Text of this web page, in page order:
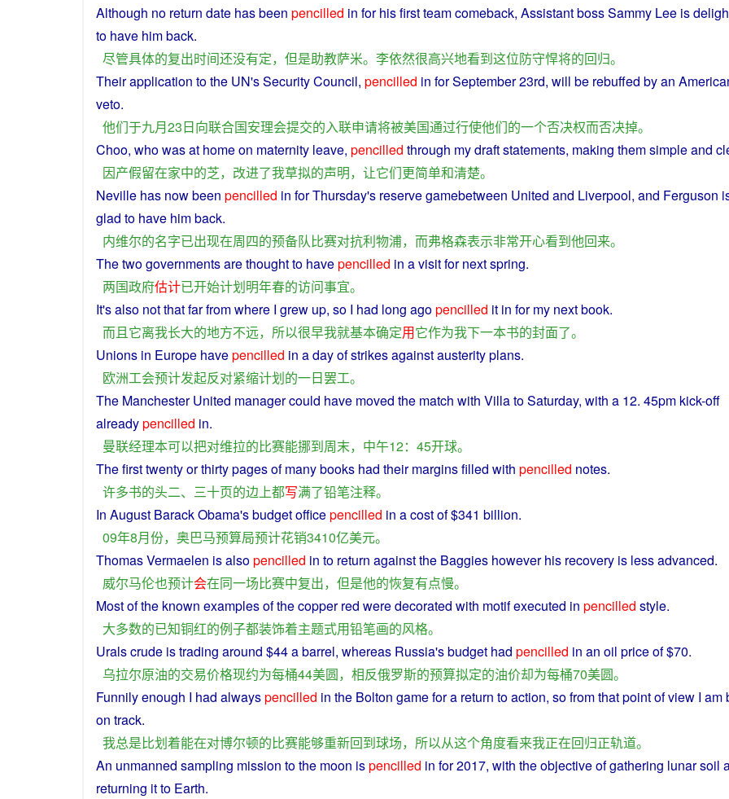
Although no return date hasbeen pencilled in forhis first teamcomeback, AssistantbossSammy Lee is
to have him back.
尽管具体的复出时间还没有定， 但是助教萨米。 李依然很高兴地看到这位防守悍将的回归。
Theirapplication tothe UN's Security Council, pencilled in for September 23rd, will be rebuffed byan
veto.
他们于九月23日向联合国安理会提交的入联申请将被美国通过行使他们的一个否决权而否决掉。
Choo, who was at homeon maternity leave, pencilled through mydraftstatements, making themsimpleand
因产假留在家中的芝， 改进了我草拟的声明， 让它们更简单和清楚。
Neville has now been pencilled in forThursday's reservegamebetween United and Liverpool, and Ferguson
glad to have himback.
内维尔的名字已出现在周四的预备队比赛对抗利物浦， 而弗格森表示非常开心看到他回来。
Thetwogovernmentsare thoughtto havepencilled in avisitfornextspring.
两国政府估计已开始计划明年春的访问事宜。
It'salso notthatfarfromwhere I grew up, so I had long agopencilled it in formy nextbook.
而且它离我长大的地方不远， 所以很早我就基本确定用它作为我下一本书的封面了。
Unions in Europe havepencilled in adayofstrikesagainstausterityplans.
欧洲工会预计发起反对紧缩计划的一日罢工。
The Manchester United managercould have moved the match with VillatoSaturday, with a 12. 45pm kick-off
alreadypencilled in.
曼联经理本可以把对维拉的比赛能挪到周末， 中午12：45开球。
Thefirsttwentyorthirtypagesof manybooks had theirmarginsfilled with pencilled notes.
许多书的头二、三十页的边上都写满了铅笔注释。
In August BarackObama'sbudgetofficepencilled in acostof $341 billion.
09年8月份， 奥巴马预算局预计花销3410亿美元。
Thomas Vermaelen isalsopencilled in to return againstthe Baggies however his recovery is less advanced.
威尔马伦也预计会在同一场比赛中复出， 但是他的恢复有点慢。
Mostof the known examplesof thecopper red weredecorated with motifexecuted in pencilled style.
大多数的已知铜红的例子都装饰着主题式用铅笔画的风格。
Uralscrude istrading around $44 a barrel, whereas Russia'sbudget had pencilled in an oil priceof$70.
乌拉尔原油的交易价格现约为每桶44美圆， 相反俄罗斯的预算拟定的油价却为每桶70美圆。
Funnily enough I had alwayspencilled in the Bolton gamefor a return toaction, sofromthatpointofview I am
on track.
我总是比划着能在对博尔顿的比赛能够重新回到球场， 所以从这个角度看来我正在回归正轨道。
An unmanned sampling mission to the moon ispencilled in for2017, with theobjectiveofgathering lunarsoil
returning it to Earth.